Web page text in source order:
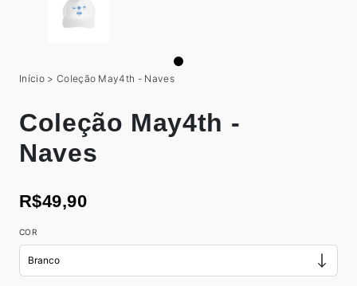
Início > Coleção May4th - Naves
Coleção May4th -
Naves
R$49,90
COR